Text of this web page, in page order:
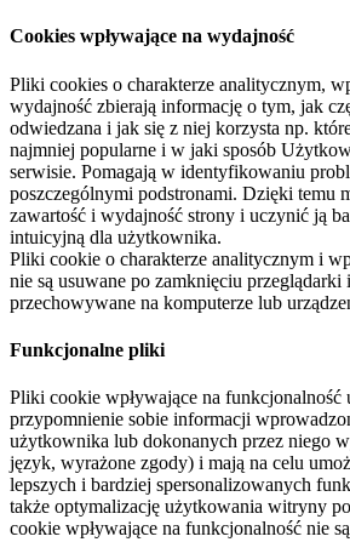
Cookies wpływające na wydajność
Pliki cookies o charakterze analitycznym,
wydajność zbierają informację o tym, jak
odwiedzana i jak się z niej korzysta np.
najmniej popularne i w jaki sposób
serwisie. Pomagają w identyfikowaniu
poszczególnymi podstronami. Dzięki temu
zawartość i wydajność strony i uczynić ją
intuicyjną dla użytkownika.
Pliki cookie o charakterze analitycznym i
nie są usuwane po zamknięciu przeglądarki
przechowywane na komputerze lub
Funkcjonalne pliki
Pliki cookie wpływające na
przypomnienie sobie informacji
użytkownika lub dokonanych przez niego
język, wyrażone zgody) i mają na celu
lepszych i bardziej spersonalizowanych
także optymalizację użytkowania witryny
cookie wpływające na funkcjonalność nie